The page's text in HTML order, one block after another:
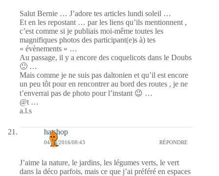
Salut Bernie … J’adore tes articles lundi soleil …
Et en les repostant … par les liens qu’ils mentionnent ,
c’est comme si je publiais moi-même toutes les
magnifiques photos des participant(e)s à) tes
« évènements » …
Au passage, il y a encore des coquelicots dans le Doubs
🙂 …
Mais comme je ne suis pas daltonien et qu’il est encore
un peu tôt pour en rencontrer au bord des routes , je ne
t’enverrai pas de photo pour l’instant 😉 …
@t …
a.l.s
hatshop
04/04/2016/08:43 RÉPONDRE
J’aime la nature, le jardins, les légumes verts, le vert
dans la déco parfois, mais ce que j’ai préféré en espaces